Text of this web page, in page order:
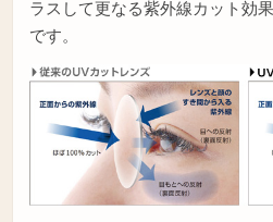
ラスして更なる紫外線カット効
です。